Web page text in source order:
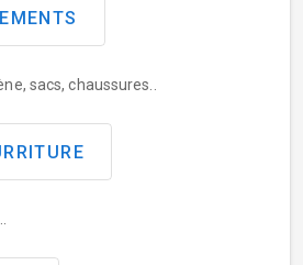
sacs, chaussures..